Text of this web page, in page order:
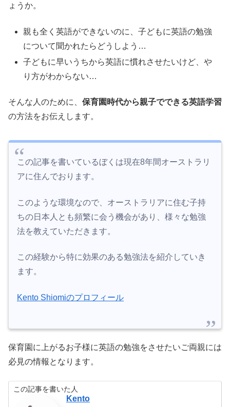
ょうか。
親も全く英語ができないのに、子どもに英語の勉強
について聞かれたらどうしよう…
子どもに早いうちから英語に慣れさせたいけど、や
り方がわからない…
そんな人のために、 保育園時代から親子でできる英語学習
の方法をお伝えします。
この記事を書いているぼくは現在8年間オーストラリ
アに住んでおります。
このような環境なので、オーストラリアに住む子持
ちの日本人とも頻繁に会う機会があり、様々な勉強
法を教えていただきます。
この経験から特に効果のある勉強法を紹介していき
ます。
Kento Shiomiのプロフィール
保育園に上がるお子様に英語の勉強をさせたいご両親には
必見の情報となります。
この記事を書いた人
Kento